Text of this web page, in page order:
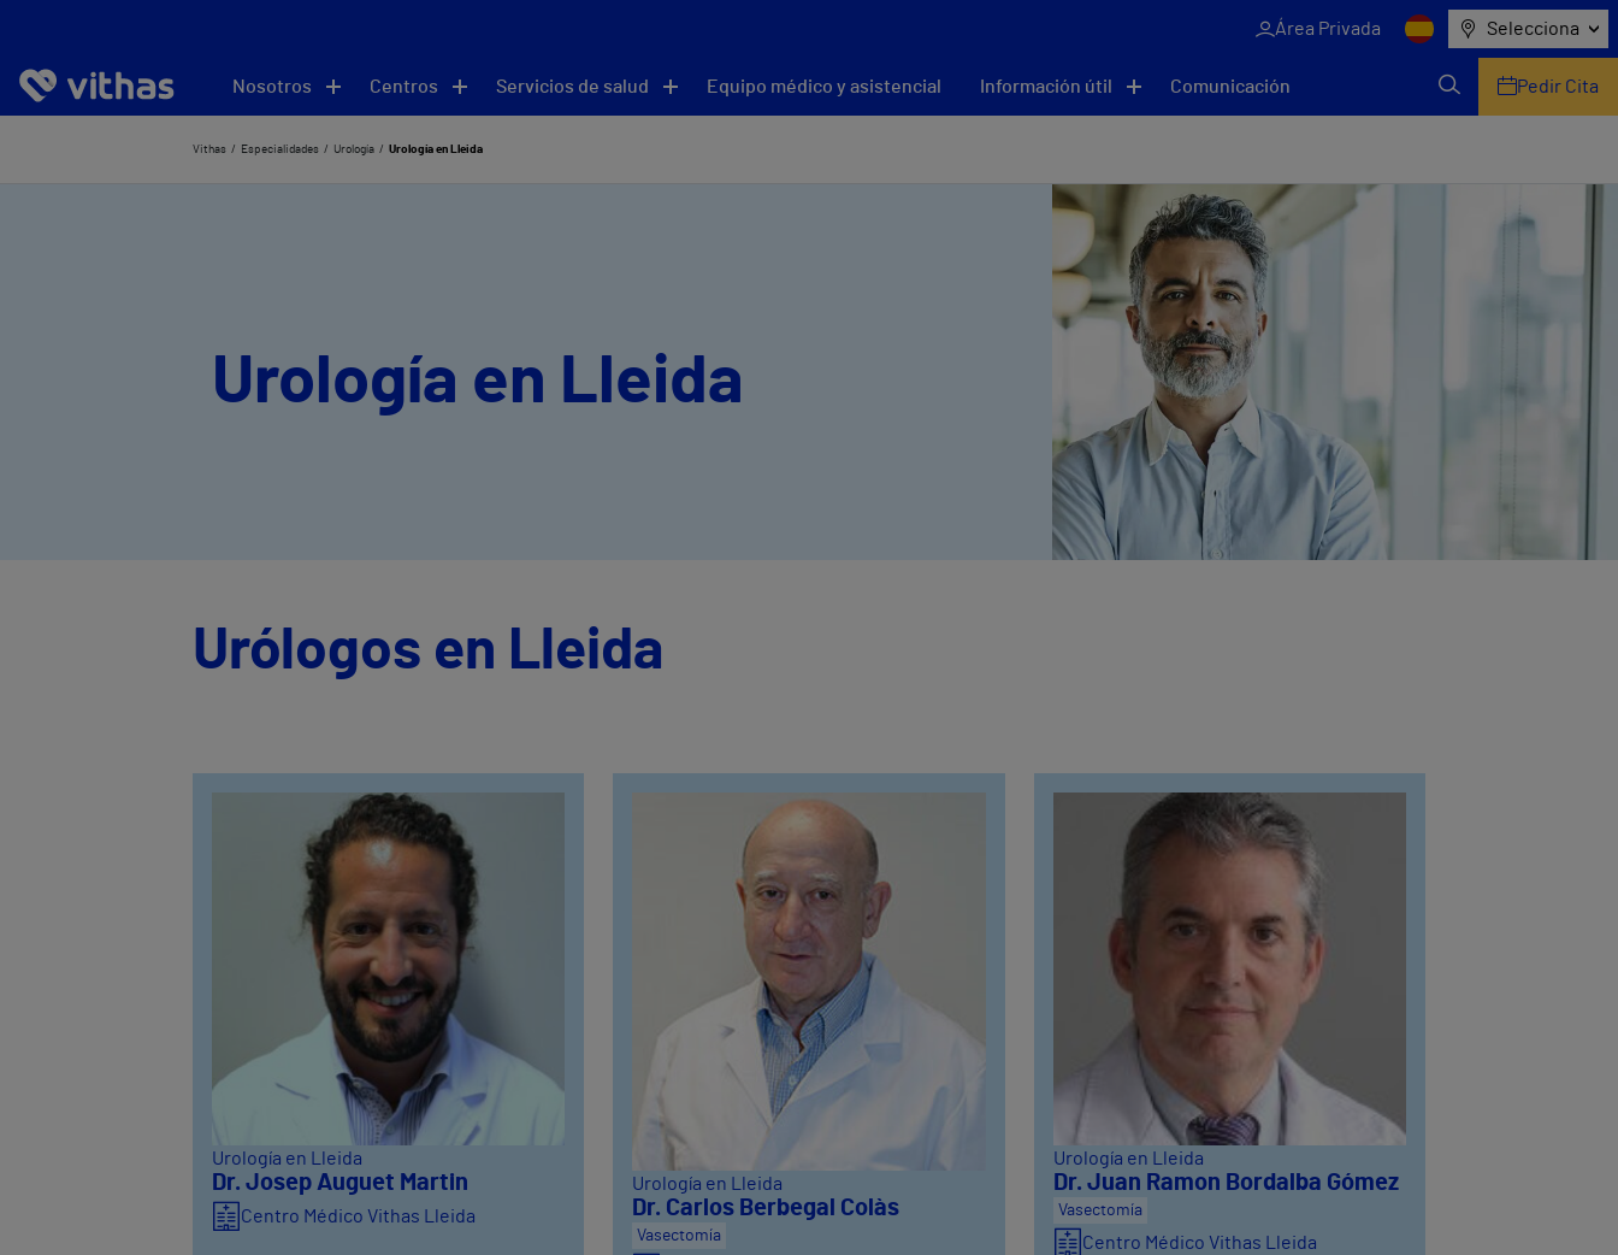
Área Privada Selecciona
Nosotros Centros Servicios de salud Equipo médico y asistencial Información útil Comunicación Pedir Cita
Vithas Especialidades Urología Urología en Lleida
Urología en Lleida
Urólogos en Lleida
Urología en Lleida
Dr. Josep Auguet Martin
Centro Médico Vithas Lleida
Urología en Lleida
Dr. Carlos Berbegal Colàs
Vasectomía
Urología en Lleida
Dr. Juan Ramon Bordalba Gómez
Vasectomía
Centro Médico Vithas Lleida